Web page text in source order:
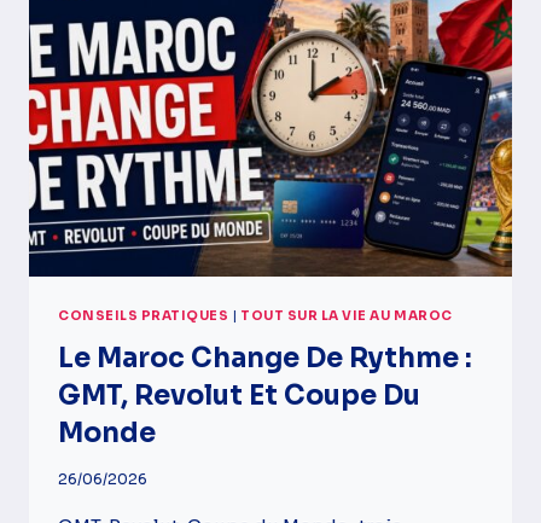
CONSEILS PRATIQUES | TOUT SUR LA VIE AU MAROC
Le Maroc Change De Rythme :
GMT, Revolut Et Coupe Du
Monde
26/06/2026